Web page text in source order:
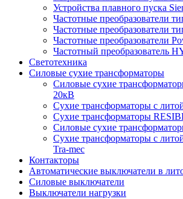
Устройства плавного пуска
Частотные преобразователи
Частотные преобразователи
Частотные преобразователи
Частотный преобразователь
Светотехника
Силовые сухие трансформаторы
Силовые сухие
20кВ
Сухие трансформаторы с
Сухие трансформаторы
Силовые сухие
Сухие трансформаторы с
Tra-mec
Контакторы
Автоматические выключатели в
Силовые выключатели
Выключатели нагрузки